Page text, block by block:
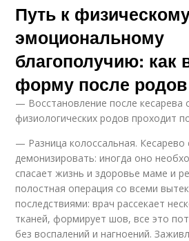
Путь к
эмоциональному
благополучию: как
форму после родов
— Восстановление после кесарева
физиологических родов проходит
— Разница колоссальная. Кесарево
демонизировать: иногда оно
спасает жизнь и здоровье маме и
полостная операция со всеми
последствиями: врач рассекает
тканей, формирует шов, все это
без воспалений и нагноений.